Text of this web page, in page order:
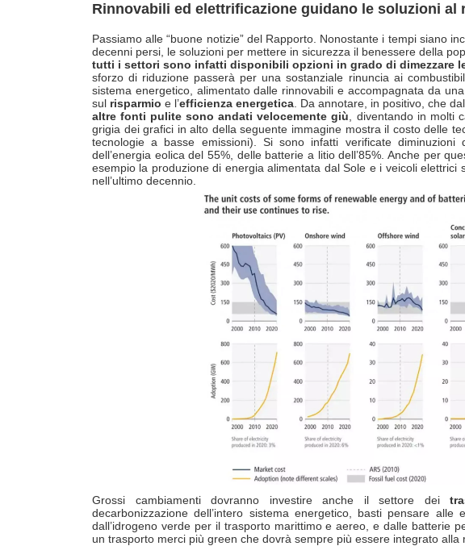
Rinnovabili ed elettrificazione guidano le soluzioni al
Passiamo alle “buone notizie” del Rapporto. Nonostante i tempi siano
decenni persi, le soluzioni per mettere in sicurezza il benessere della
tutti i settori sono infatti disponibili opzioni in grado di dimezzare
sforzo di riduzione passerà per una sostanziale rinuncia ai
sistema energetico, alimentato dalle rinnovabili e accompagnata da
sul risparmio e l’efficienza energetica . Da annotare, in positivo, che
altre fonti pulite sono andati velocemente giù , diventando in molti
grigia dei grafici in alto della seguente immagine mostra il costo delle
tecnologie a basse emissioni). Si sono infatti verificate diminuzioni
dell’energia eolica del 55%, delle batterie a litio dell’85%. Anche per
esempio la produzione di energia alimentata dal Sole e i veicoli
nell’ultimo decennio.
Grossi cambiamenti dovranno investire anche il settore dei
decarbonizzazione dell’intero sistema energetico, basti pensare alle
dall’idrogeno verde per il trasporto marittimo e aereo, e dalle batterie
un trasporto merci più green che dovrà sempre più essere integrato alla